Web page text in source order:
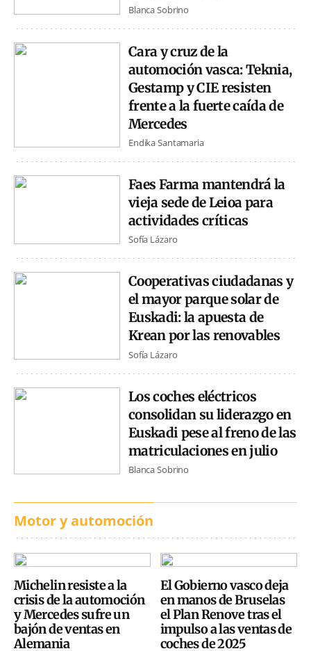
Blanca Sobrino
Cara y cruz de la
automoción vasca: Teknia,
Gestamp y CIE resisten
frente a la fuerte caída de
Mercedes
Endika Santamaria
Faes Farma mantendrá la
vieja sede de Leioa para
actividades críticas
Sofía Lázaro
Cooperativas ciudadanas y
el mayor parque solar de
Euskadi: la apuesta de
Krean por las renovables
Sofía Lázaro
Los coches eléctricos
consolidan su liderazgo en
Euskadi pese al freno de las
matriculaciones en julio
Blanca Sobrino
Motor y automoción
Michelin resiste a la
crisis de la automoción
y Mercedes sufre un
bajón de ventas en
Alemania
El Gobierno vasco deja
en manos de Bruselas
el Plan Renove tras el
impulso a las ventas de
coches de 2025